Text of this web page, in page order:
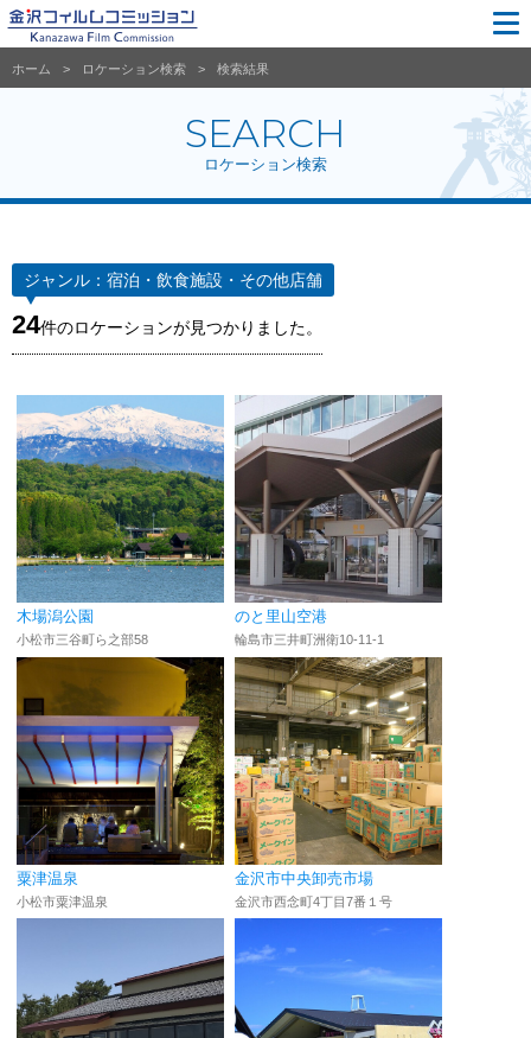
ホーム ロケーション検索 検索結果
SEARCH
ロケーション検索
ジャンル： 宿泊・飲食施設・その他店舗
24件のロケーションが見つかりました。
木場潟公園
小松市三谷町ら之部58
のと里山空港
輪島市三井町洲衛10-11-1
粟津温泉
小松市粟津温泉
金沢市中央卸売市場
金沢市西念町4丁目7番１号